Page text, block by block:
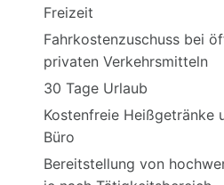
Freizeit
Fahrkostenzuschuss bei
privaten Verkehrsmitteln
30 Tage Urlaub
Kostenfreie Heißgetränke
Büro
Bereitstellung von